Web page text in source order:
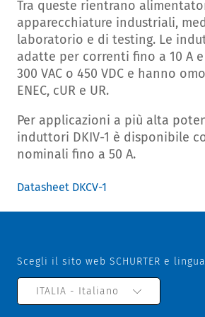
Tra queste rientrano
apparecchiature industriali,
laboratorio e di testing. Le
adatte per correnti fino a 10 A
300 VAC o 450 VDC e hanno
ENEC, cUR e UR.
Per applicazioni a più alta
induttori DKIV-1 è disponibile
nominali fino a 50 A.
Datasheet DKCV-1
Scegli il sito web SCHURTER e lingua
ITALIA - Italiano